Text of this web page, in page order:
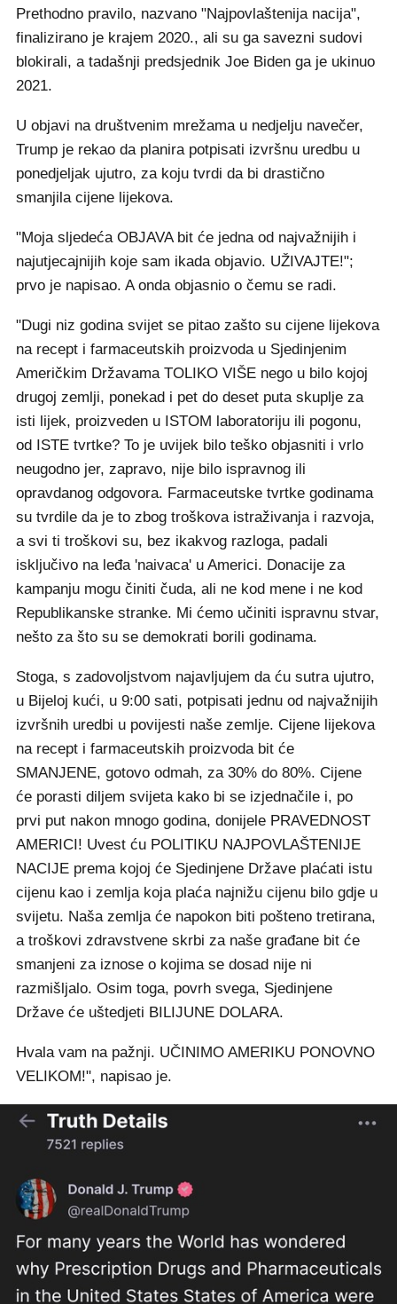
Prethodno pravilo, nazvano "Najpovlaštenija nacija",
finalizirano je krajem 2020., ali su ga savezni sudovi
blokirali, a tadašnji predsjednik Joe Biden ga je ukinuo
2021.
U objavi na društvenim mrežama u nedjelju navečer,
Trump je rekao da planira potpisati izvršnu uredbu u
ponedjeljak ujutro, za koju tvrdi da bi drastično
smanjila cijene lijekova.
"Moja sljedeća OBJAVA bit će jedna od najvažnijih i
najutjecajnijih koje sam ikada objavio. UŽIVAJTE!";
prvo je napisao. A onda objasnio o čemu se radi.
"Dugi niz godina svijet se pitao zašto su cijene lijekova
na recept i farmaceutskih proizvoda u Sjedinjenim
Američkim Državama TOLIKO VIŠE nego u bilo kojoj
drugoj zemlji, ponekad i pet do deset puta skuplje za
isti lijek, proizveden u ISTOM laboratoriju ili pogonu,
od ISTE tvrtke? To je uvijek bilo teško objasniti i vrlo
neugodno jer, zapravo, nije bilo ispravnog ili
opravdanog odgovora. Farmaceutske tvrtke godinama
su tvrdile da je to zbog troškova istraživanja i razvoja,
a svi ti troškovi su, bez ikakvog razloga, padali
isključivo na leđa 'naivaca' u Americi. Donacije za
kampanju mogu činiti čuda, ali ne kod mene i ne kod
Republikanske stranke. Mi ćemo učiniti ispravnu stvar,
nešto za što su se demokrati borili godinama.
Stoga, s zadovoljstvom najavljujem da ću sutra ujutro,
u Bijeloj kući, u 9:00 sati, potpisati jednu od najvažnijih
izvršnih uredbi u povijesti naše zemlje. Cijene lijekova
na recept i farmaceutskih proizvoda bit će
SMANJENE, gotovo odmah, za 30% do 80%. Cijene
će porasti diljem svijeta kako bi se izjednačile i, po
prvi put nakon mnogo godina, donijele PRAVEDNOST
AMERICI! Uvest ću POLITIKU NAJPOVLAŠTENIJE
NACIJE prema kojoj će Sjedinjene Države plaćati istu
cijenu kao i zemlja koja plaća najnižu cijenu bilo gdje u
svijetu. Naša zemlja će napokon biti pošteno tretirana,
a troškovi zdravstvene skrbi za naše građane bit će
smanjeni za iznose o kojima se dosad nije ni
razmišljalo. Osim toga, povrh svega, Sjedinjene
Države će uštedjeti BILIJUNE DOLARA.
Hvala vam na pažnji. UČINIMO AMERIKU PONOVNO
VELIKOM!", napisao je.